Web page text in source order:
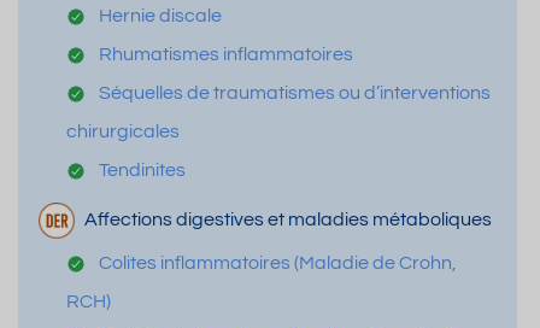
Hernie discale
Rhumatismes inflammatoires
Séquelles de traumatismes ou d’interventions
chirurgicales
Tendinites
Affections digestives et maladies métaboliques
Colites inflammatoires (Maladie de Crohn,
RCH)